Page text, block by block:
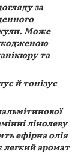
за
Може
та
й тонізує
лінолеву
ефірна олія
легкий аромат